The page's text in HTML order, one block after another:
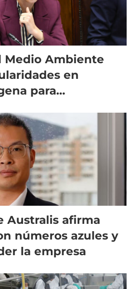
Medio Ambiente
en
para
Australis afirma
números azules y
la empresa